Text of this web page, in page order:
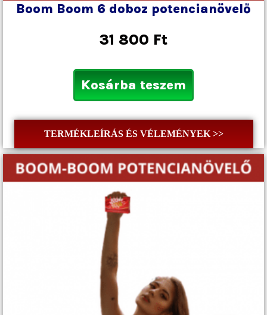
Boom Boom 6 doboz potencianövelő
31 800 Ft
Kosárba teszem
TERMÉKLEÍRÁS ÉS VÉLEMÉNYEK >>